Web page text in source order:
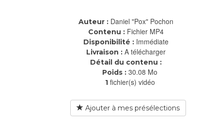
Auteur : Daniel "Pox" Pochon
Contenu : Fichier MP4
Disponibilité : Immédiate
Livraison : A télécharger
Détail du contenu :
Poids : 30.08 Mo
1 fichier(s) vidéo
Ajouter à mes présélections